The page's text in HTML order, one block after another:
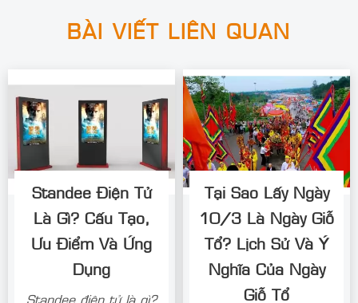
BÀI VIẾT LIÊN QUAN
Standee Điện Tử
Là Gì? Cấu Tạo,
Ưu Điểm Và Ứng
Dụng
Standee điện tử là gì?
Tại Sao Lấy Ngày
10/3 Là Ngày Giỗ
Tổ? Lịch Sử Và Ý
Nghĩa Của Ngày
Giỗ Tổ